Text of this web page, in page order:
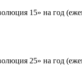
15» на год
25» на год